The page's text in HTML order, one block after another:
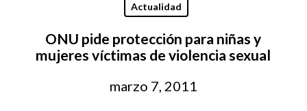
Actualidad
ONU pide protección para niñas y
mujeres víctimas de violencia sexual
marzo 7, 2011